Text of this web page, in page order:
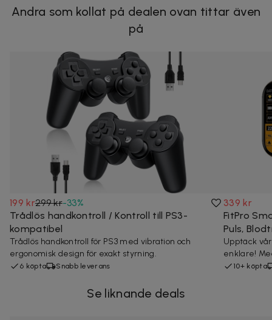
Andra som kollat på dealen ovan tittar även
på
199 kr299 kr-33%
Trådlös handkontroll / Kontroll till PS3-
kompatibel
Trådlös handkontroll för PS3 med vibration och
ergonomisk design för exakt styrning.
6 köpta Snabb leverans
339 kr
FitPro
Puls,
Upptäck
enklare!
10+ köpta
Se liknande deals